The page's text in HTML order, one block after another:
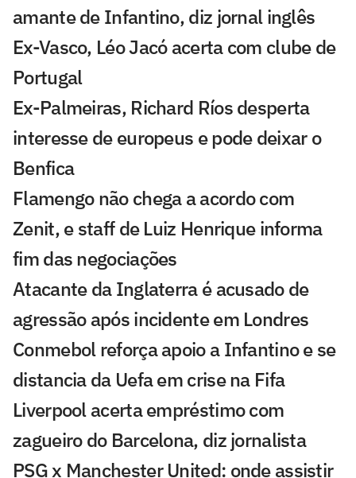
amante de Infantino, diz jornal inglês
Ex-Vasco, Léo Jacó acerta com clube de
Portugal
Ex-Palmeiras, Richard Ríos desperta
interesse de europeus e pode deixar o
Benfica
Flamengo não chega a acordo com
Zenit, e staff de Luiz Henrique informa
fim das negociações
Atacante da Inglaterra é acusado de
agressão após incidente em Londres
Conmebol reforça apoio a Infantino e se
distancia da Uefa em crise na Fifa
Liverpool acerta empréstimo com
zagueiro do Barcelona, diz jornalista
PSG x Manchester United: onde assistir